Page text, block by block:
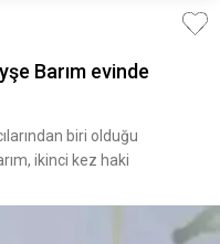
Barım evinde
biri olduğu
ikinci kez haki